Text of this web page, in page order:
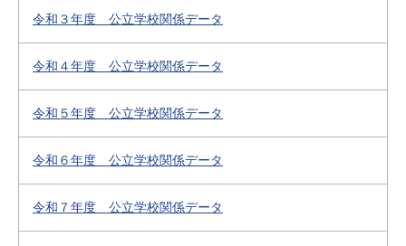
令和３年度 公立学校関係データ
令和４年度 公立学校関係データ
令和５年度 公立学校関係データ
令和６年度 公立学校関係データ
令和７年度 公立学校関係データ